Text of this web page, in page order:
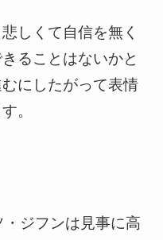
しくて自信を無く
ることはないかと
にしたがって表情
。
ジフンは見事に高